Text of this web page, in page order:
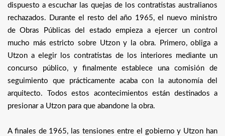
dispuesto a escuchar las quejas de los contratistas australianos
rechazados. Durante el resto del año 1965, el nuevo ministro
de Obras Públicas del estado empieza a ejercer un control
mucho más estricto sobre Utzon y la obra. Primero, obliga a
Utzon a elegir los contratistas de los interiores mediante un
concurso público, y finalmente establece una comisión de
seguimiento que prácticamente acaba con la autonomía del
arquitecto. Todos estos acontecimientos están destinados a
presionar a Utzon para que abandone la obra.
A finales de 1965, las tensiones entre el gobierno y Utzon han